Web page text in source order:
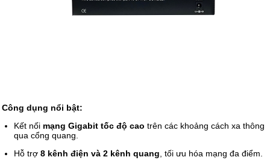
Công dụng nổi bật:
Kết nối mạng Gigabit tốc độ cao trên các khoảng cách xa thông
qua cổng quang.
Hỗ trợ 8 kênh điện và 2 kênh quang, tối ưu hóa mạng đa điểm.